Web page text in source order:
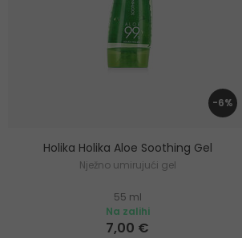
-6%
Holika Holika Aloe Soothing Gel
Nježno umirujući gel
55 ml
Na zalihi
7,00 €